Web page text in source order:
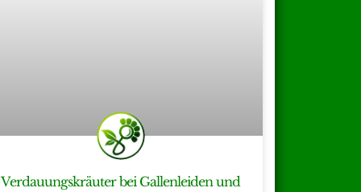
Verdauungskräuter bei Gallenleiden und